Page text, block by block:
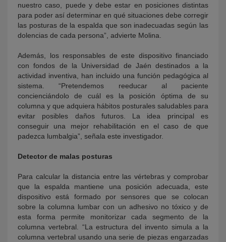
nuestro caso, puede y debe estar en posiciones distintas
para poder así determinar en qué situaciones debe corregir
las posturas de la espalda que son inadecuadas según las
dolencias de cada persona”, advierte Molina.
Además, los responsables de este dispositivo financiado
con fondos de la Universidad de Jaén destinados a la
actividad inventiva, han incluido una función pedagógica al
sistema. “Pretendemos reeducar al paciente
concienciándolo de cuál es la posición óptima de su
columna y que adquiera hábitos posturales saludables para
evitar posibles daños futuros. La idea principal es
conseguir una mejor rehabilitación en el caso de que
padezca lumbalgia”, señala este investigador.
Detector de malas posturas
Para calcular la distancia entre las vértebras y comprobar
que la espalda mantiene una posición adecuada, este
dispositivo está formado por sensores que se colocan
sobre la columna lumbar con un adhesivo no tóxico y de
esta forma permite monitorizar cada segmento de la
columna vertebral. “La estructura del invento simula a la
columna vertebral usando una serie de piezas engarzadas